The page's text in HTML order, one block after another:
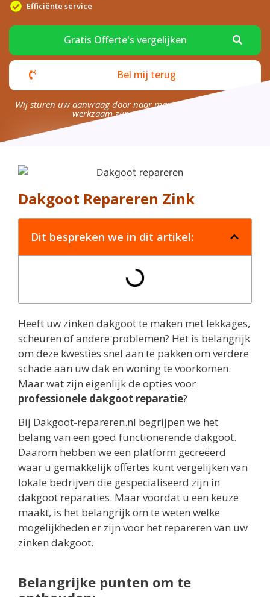
Efficiënte service
Gratis Offerte's vergelijken
Bel mij terug
Wij sturen uw aanvraag door naar maximaal 4 bedrijven die
werkzaam zijn in uw omgeving.
Dakgoot Repareren Zink
Dit bespreken we in dit artikel:
Heeft uw zinken dakgoot te maken met lekkages,
scheuren of andere problemen? Het is belangrijk
om deze kwesties snel aan te pakken om verdere
schade aan uw dak en woning te voorkomen.
Maar wat zijn eigenlijk de opties voor
professionele dakgoot reparatie?
Bij Dakgoot-repareren.nl begrijpen we het
belang van een goed functionerende dakgoot.
Daarom hebben we een platform gecreëerd
waar u gemakkelijk offertes kunt vergelijken van
lokale bedrijven die gespecialiseerd zijn in
dakgoot reparaties. Maar voordat u een keuze
maakt, is het belangrijk om te weten welke
mogelijkheden er zijn voor het repareren van uw
zinken dakgoot.
Belangrijke punten om te